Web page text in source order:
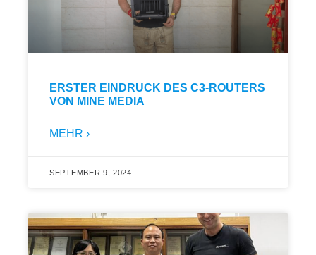
ERSTER EINDRUCK DES C3-ROUTERS
VON MINE MEDIA
MEHR ›
SEPTEMBER 9, 2024